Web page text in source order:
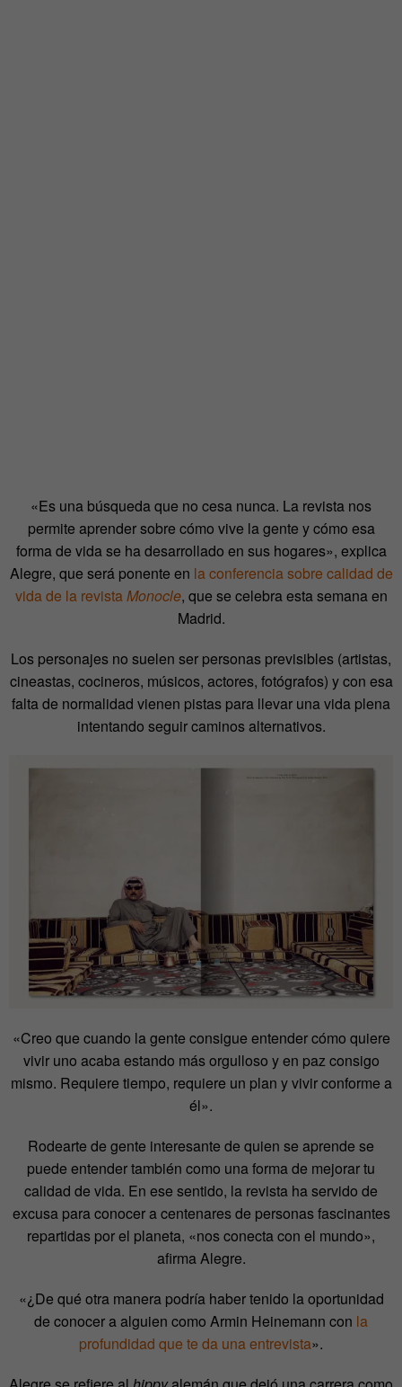
«Es una búsqueda que no cesa nunca. La revista nos
permite aprender sobre cómo vive la gente y cómo esa
forma de vida se ha desarrollado en sus hogares», explica
Alegre, que será ponente en la conferencia sobre calidad de
vida de la revistaMonocle, que se celebra esta semana en
Madrid.
Los personajes no suelen ser personas previsibles (artistas,
cineastas, cocineros, músicos, actores, fotógrafos) y con esa
falta de normalidad vienen pistas para llevar una vida plena
intentando seguir caminos alternativos.
«Creo que cuando la gente consigue entender cómo quiere
vivir uno acaba estando más orgulloso y en paz consigo
mismo. Requiere tiempo, requiere un plan y vivir conforme a
él».
Rodearte de gente interesante de quien se aprende se
puede entender también como una forma de mejorar tu
calidad de vida. En ese sentido, la revista ha servido de
excusa para conocer a centenares de personas fascinantes
repartidas por el planeta, «nos conecta con el mundo»,
afirma Alegre.
«¿De qué otra manera podría haber tenido la oportunidad
de conocer a alguien como Armin Heinemann con la
profundidad que te da una entrevista».